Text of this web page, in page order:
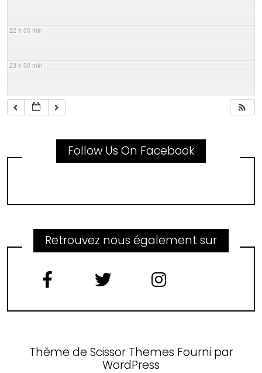
22 h 00 min
23 h 00 min
Follow Us On Facebook
Retrouvez nous également sur
Thème de Scissor Themes Fourni par
WordPress